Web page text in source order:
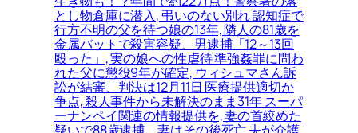
とし物倉庫に潜入, 弔いのない別れ 認知症で
行方不明の父を待つ娘の13年, 隣人の81歳を
金属バットで殺害容疑、男逮捕「12～13回
殴った」, 実の娘への性虐待 準強姦罪に問わ
れた父に懲役9年が確定, ウィシュマさん訴
訟が結審、判決は12月11日 医療提供適切か
争点, 殺人事件から未解決のまま31年 スーパ
ーナンペイ関連の情報提供を, 妻の首絞めた